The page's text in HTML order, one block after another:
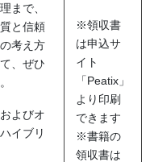
まで、
と信頼
考え方
、ぜひ
よびオ
イブリ
※領収書
は申込サ
イト
「Peatix」
より印刷
できます
※書籍の
領収書は